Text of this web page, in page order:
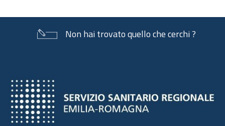
Non hai trovato quello che cerchi ?